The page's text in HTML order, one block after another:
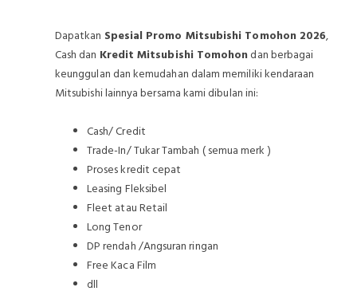
Dapatkan Spesial Promo Mitsubishi Tomohon 2026,
Cash dan Kredit Mitsubishi Tomohondan berbagai
keunggulan dan kemudahan dalam memiliki kendaraan
Mitsubishi lainnya bersama kami dibulan ini:
Cash/ Credit
Trade-In/ Tukar Tambah ( semua merk )
Proses kredit cepat
Leasing Fleksibel
Fleet atau Retail
Long Tenor
DP rendah /Angsuran ringan
Free Kaca Film
dll